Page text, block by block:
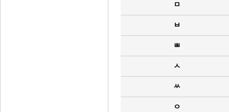
ㅁ
ㅂ
ㅃ
ㅅ
ㅆ
ㅇ